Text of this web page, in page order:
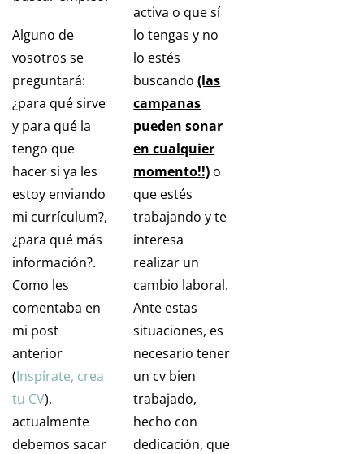
Alguno de
vosotros se
preguntará:
¿para qué sirve
y para qué la
tengo que
hacer si ya les
estoy enviando
mi currículum?,
¿para qué más
información?.
Como les
comentaba en
mi post
anterior
(Inspírate, crea
tu CV),
actualmente
debemos sacar
activa o que sí
lo tengas y no
lo estés
buscando(las
campanas
pueden sonar
en cualquier
momento!!) o
que estés
trabajando y te
interesa
realizar un
cambio laboral.
Ante estas
situaciones, es
necesario tener
un cv bien
trabajado,
hecho con
dedicación, que